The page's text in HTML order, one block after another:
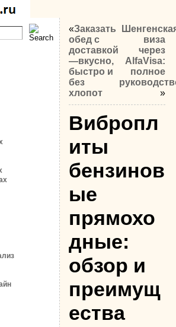
«Заказать
обед с
доставкой
—вкусно,
быстро и
без
хлопот
виза
через
AlfaVisa:
полное
»
Вибропл
иты
бензинов
ые
прямохо
дные:
обзор и
преимущ
ества